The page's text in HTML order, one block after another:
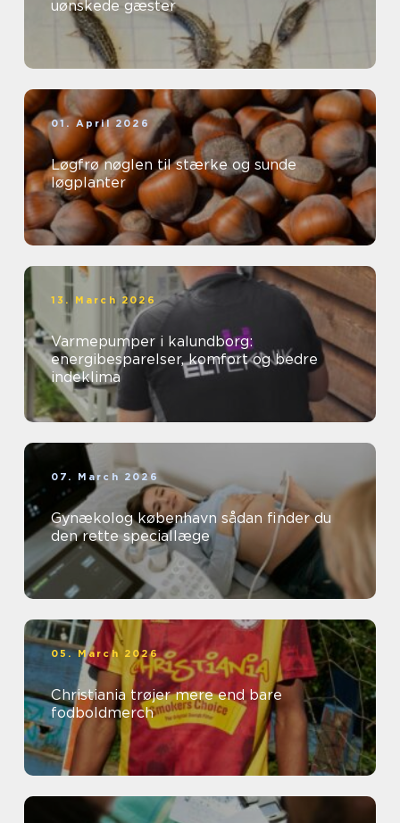
uønskede gæster
01. April 2026
Løgfrø nøglen til stærke og sunde
løgplanter
13. March 2026
Varmepumper i kalundborg:
energibesparelser, komfort og bedre
indeklima
07. March 2026
Gynækolog københavn sådan finder du
den rette speciallæge
05. March 2026
Christiania trøjer mere end bare
fodboldmerch